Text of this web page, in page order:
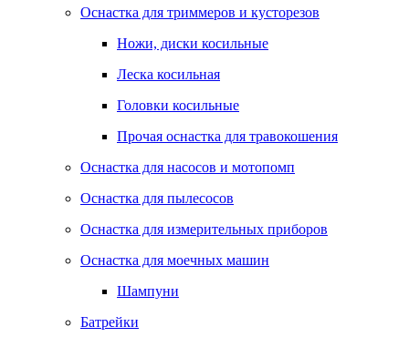
Оснастка для триммеров и кусторезов
Ножи, диски косильные
Леска косильная
Головки косильные
Прочая оснастка для травокошения
Оснастка для насосов и мотопомп
Оснастка для пылесосов
Оснастка для измерительных приборов
Оснастка для моечных машин
Шампуни
Батрейки